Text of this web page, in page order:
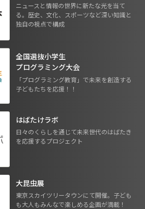
ニュースと情報の世界に新たな光を当て
る。歴史、文化、スポーツなど深い知識と
独自の視点で構成
全国選抜小学生
プログラミング大会
「プログラミング教育」で未来を創造する
子どもたちを応援！！
はばたけラボ
日々のくらしを通じて未来世代のはばたき
を応援するプロジェクト
大昆虫展
東京スカイツリータウンにて開催。子ども
も大人もみんなで楽しめる企画が満載！